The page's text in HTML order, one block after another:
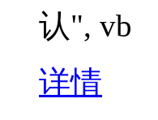
认", vb
详情